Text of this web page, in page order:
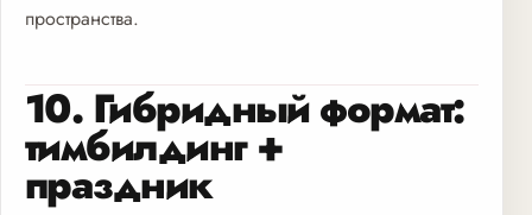
пространства.
10. Гибридный формат:
тимбилдинг +
праздник